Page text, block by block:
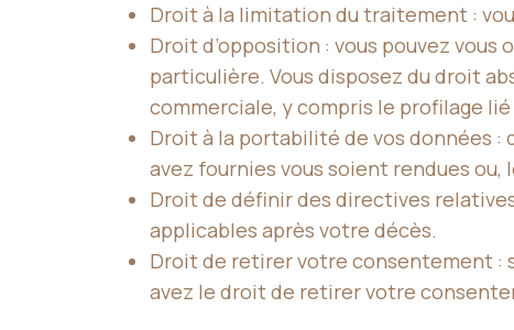
Droit à la limitation du traitement :
Droit d’opposition : vous pouvez
particulière. Vous disposez du droit
commerciale, y compris le profilage
Droit à la portabilité de vos données :
avez fournies vous soient rendues
Droit de définir des directives
applicables après votre décès.
Droit de retirer votre consentement :
avez le droit de retirer votre